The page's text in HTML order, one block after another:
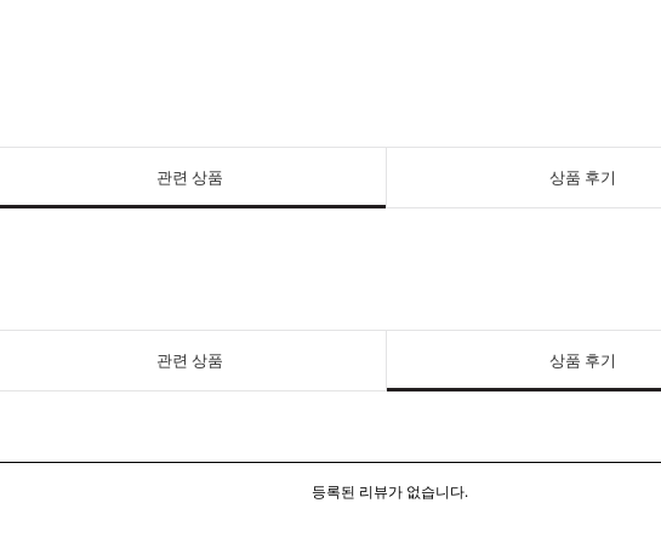
관련 상품 상품 후기
관련 상품 상품 후기
등록된 리뷰가 없습니다.